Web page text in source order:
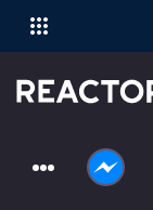
Рейтинги